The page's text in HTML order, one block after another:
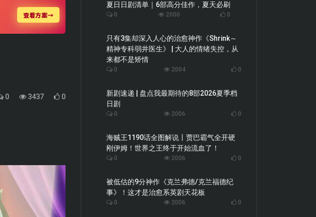
0 3437 0
夏日日剧清单｜6部高分佳作，夏天必刷
0 2000 0
只有3集却深入人心的治愈神作《Shrink～
精神专科弱井医生》 | 大人的情绪失控，从
来都不是矫情
0 2004 0
新剧速递 | 盘点我最期待的8部2026夏季档
日剧
0 2006 0
海贼王1190话全图解说丨贾巴霸气全开硬
刚伊姆！世界之王终于开始流血了！
0 2006 0
被低估的9分神作《克兰弗德/克兰福德纪
事》！这才是治愈系英剧天花板
0 2006 0